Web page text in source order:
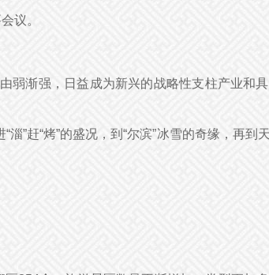
议。
弱渐强，日益成为新兴的战略性支柱产业和
”赶“烤”的盛况，到“尔滨”冰雪的奇缘，再